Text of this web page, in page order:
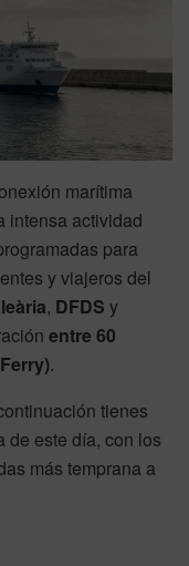
marítima
intensa actividad
para
y viajeros del
, DFDS y
entre 60
.
tienes
de este día, con los
más temprana a